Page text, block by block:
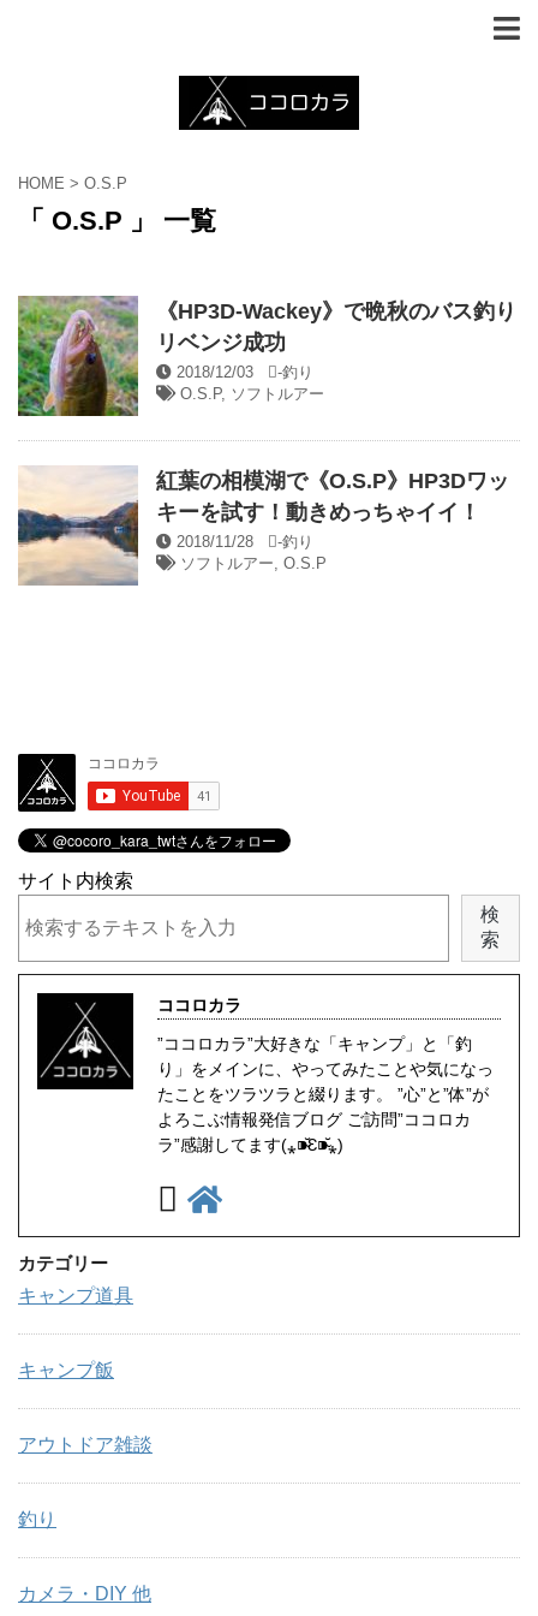
HOME > O.S.P
「 O.S.P 」 一覧
《HP3D-Wackey》で晩秋のバス釣り
リベンジ成功
2018/12/03 -釣り
O.S.P, ソフトルアー
紅葉の相模湖で《O.S.P》HP3Dワッ
キーを試す！動きめっちゃイイ！
2018/11/28 -釣り
ソフトルアー, O.S.P
サイト内検索
検
索
ココロカラ
”ココロカラ”大好きな「キャンプ」と「釣
り」をメインに、やってみたことや気になっ
たことをツラツラと綴ります。 ”心”と”体”が
よろこぶ情報発信ブログ ご訪問”ココロカ
ラ”感謝してます(⁎⁍̴̆Ɛ⁍̴̆⁎)
カテゴリー
キャンプ道具
キャンプ飯
アウトドア雑談
釣り
カメラ・DIY 他